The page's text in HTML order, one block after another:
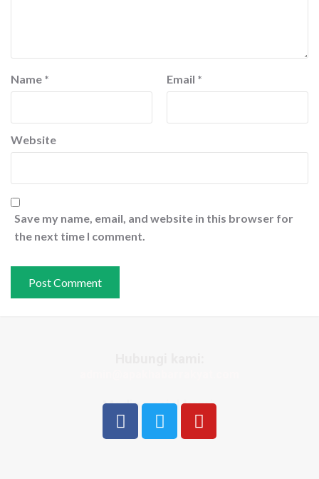
Name * Email *
Website
Save my name, email, and website in this browser for
the next time I comment.
Media sosial kami: